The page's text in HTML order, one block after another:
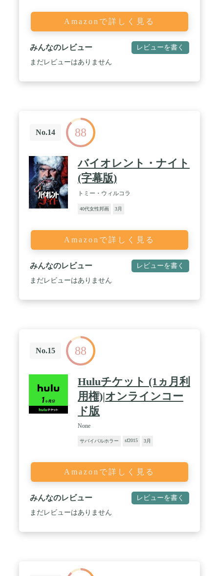
Amazonで詳しく見る
みんなのレビュー レビューを書く
まだレビューはありません
No.14 88
バイオレント・ナイト
(字幕版)
トミー・ウィルコラ
40代女性邦画 3月
Amazonで詳しく見る
みんなのレビュー レビューを書く
まだレビューはありません
No.15 88
Huluチケット (1ヵ月利
用権)|オンラインコー
ド版
None
サバイバルホラー sf2015 3月
Amazonで詳しく見る
みんなのレビュー レビューを書く
まだレビューはありません